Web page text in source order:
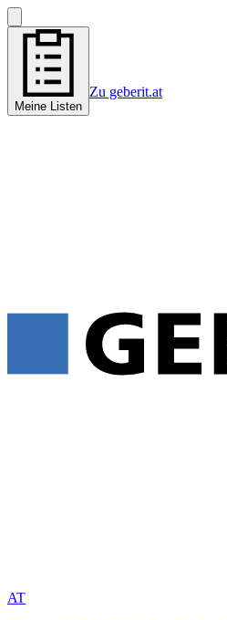
Meine Listen
Zu geberit.at
AT